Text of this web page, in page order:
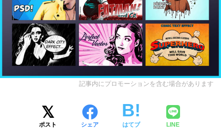
記事内にプロモーションを含む場合があります
ポスト シェア はてブ LINE